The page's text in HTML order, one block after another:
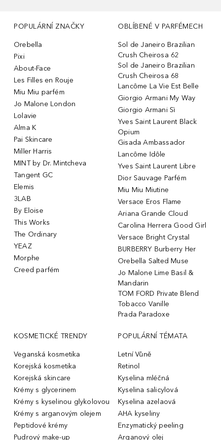
POPULÁRNÍ ZNAČKY
Orebella
Pixi
About-Face
Les Filles en Rouje
Miu Miu parfém
Jo Malone London
Lolavie
Alma K
Pai Skincare
Miller Harris
MINT by Dr. Mintcheva
Tangent GC
Elemis
3LAB
By Eloise
This Works
The Ordinary
YEAZ
Morphe
Creed parfém
OBLÍBENÉ V PARFÉMECH
Sol de Janeiro Brazilian
Crush Cheirosa 62
Sol de Janeiro Brazilian
Crush Cheirosa 68
Lancôme La Vie Est Belle
Giorgio Armani My Way
Giorgio Armani Sì
Yves Saint Laurent Black
Opium
Gisada Ambassador
Lancôme Idôle
Yves Saint Laurent Libre
Dior Sauvage Parfém
Miu Miu Miutine
Versace Eros Flame
Ariana Grande Cloud
Carolina Herrera Good Girl
Versace Bright Crystal
BURBERRY Burberry Her
Orebella Salted Muse
Jo Malone Lime Basil &
Mandarin
TOM FORD Private Blend
Tobacco Vanille
Prada Paradoxe
KOSMETICKÉ TRENDY
Veganská kosmetika
Korejská kosmetika
Korejská skincare
Krémy s glycerinem
Krémy s kyselinou glykolovou
Krémy s arganovým olejem
Peptidové krémy
Pudrový make-up
POPULÁRNÍ TÉMATA
Letní Vůně
Retinol
Kyselina mléčná
Kyselina salicylová
Kyselina azelaová
AHA kyseliny
Enzymatický peeling
Arganový olej